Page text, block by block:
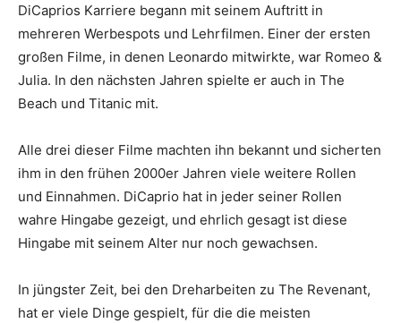
DiCaprios Karriere begann mit seinem Auftritt in
mehreren Werbespots und Lehrfilmen. Einer der ersten
großen Filme, in denen Leonardo mitwirkte, war Romeo &
Julia. In den nächsten Jahren spielte er auch in The
Beach und Titanic mit.
Alle drei dieser Filme machten ihn bekannt und sicherten
ihm in den frühen 2000er Jahren viele weitere Rollen
und Einnahmen. DiCaprio hat in jeder seiner Rollen
wahre Hingabe gezeigt, und ehrlich gesagt ist diese
Hingabe mit seinem Alter nur noch gewachsen.
In jüngster Zeit, bei den Dreharbeiten zu The Revenant,
hat er viele Dinge gespielt, für die die meisten